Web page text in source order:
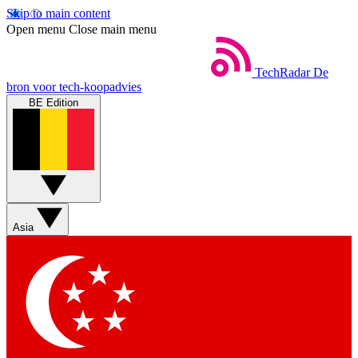
Skip to main content
Open menu Close main menu
TechRadar De
bron voor tech-koopadvies
BE Edition
Asia